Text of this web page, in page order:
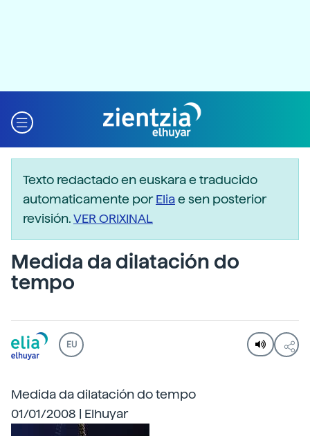
Texto redactado en euskara e traducido
automaticamente porEliae sen posterior
revisión.VER ORIXINAL
Medida da dilatación do
tempo
EU
Medida da dilatación do tempo
01/01/2008 | Elhuyar